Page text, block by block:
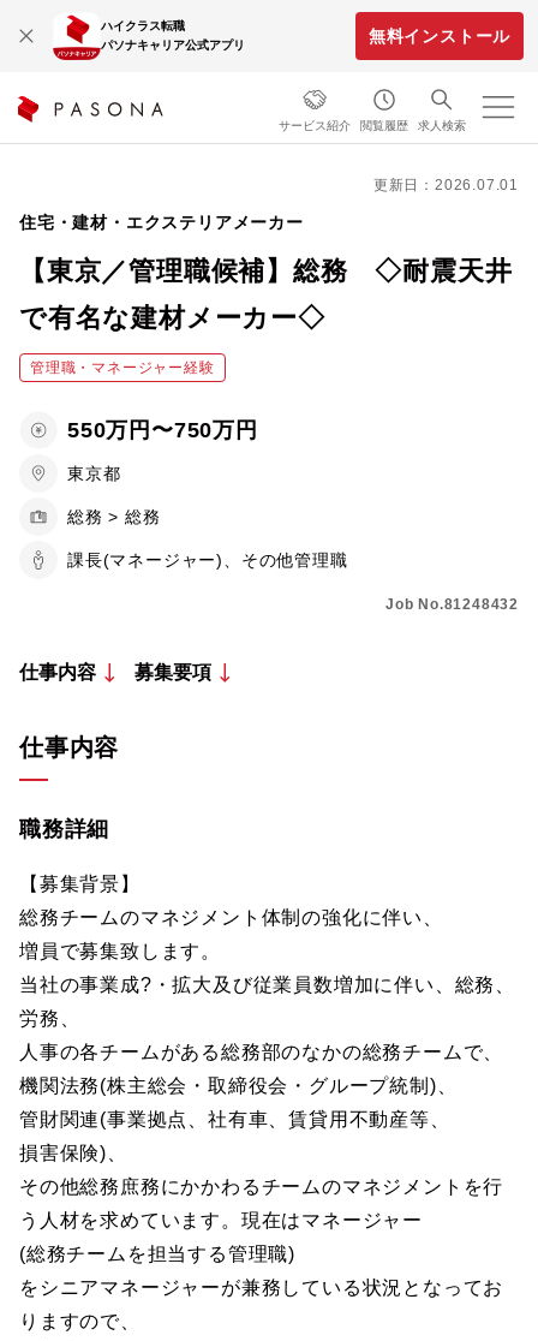
ハイクラス転職
パソナキャリア公式アプリ
無料インストール
サービス紹介 閲覧履歴 求人検索
更新日：2026.07.01
住宅・建材・エクステリアメーカー
【東京／管理職候補】総務 ◇耐震天井
で有名な建材メーカー◇
管理職・マネージャー経験
550万円〜750万円
東京都
総務 > 総務
課長(マネージャー)、その他管理職
Job No.81248432
仕事内容 募集要項
仕事内容
職務詳細
【募集背景】
総務チームのマネジメント体制の強化に伴い、
増員で募集致します。
当社の事業成?・拡大及び従業員数増加に伴い、総務、
労務、
人事の各チームがある総務部のなかの総務チームで、
機関法務(株主総会・取締役会・グループ統制)、
管財関連(事業拠点、社有車、賃貸用不動産等、
損害保険)、
その他総務庶務にかかわるチームのマネジメントを行
う人材を求めています。現在はマネージャー
(総務チームを担当する管理職)
をシニアマネージャーが兼務している状況となってお
りますので、